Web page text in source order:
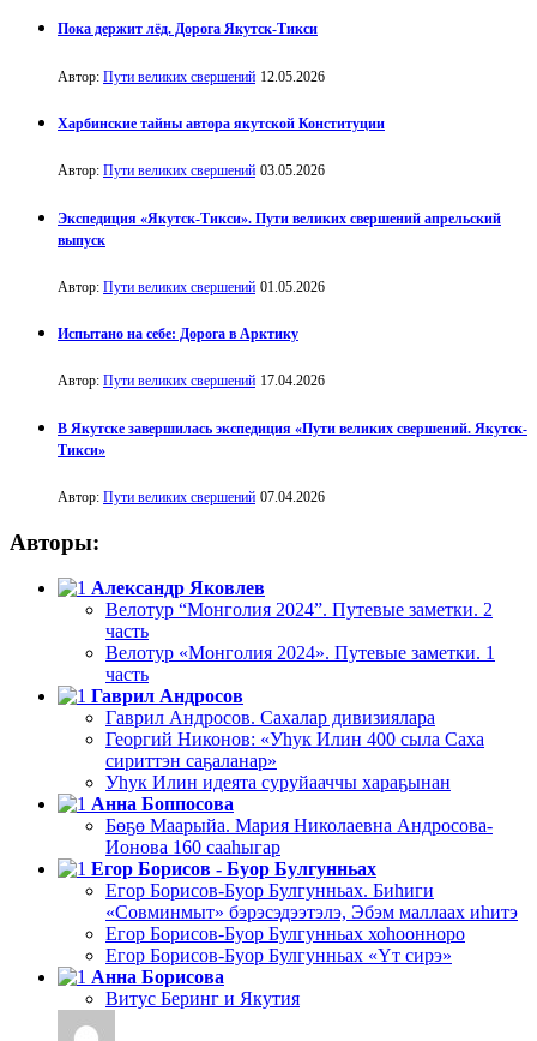
Пока держит лёд. Дорога Якутск-Тикси
Автор: Пути великих свершений 12.05.2026
Харбинские тайны автора якутской Конституции
Автор: Пути великих свершений 03.05.2026
Экспедиция «Якутск-Тикси». Пути великих свершений апрельский
выпуск
Автор: Пути великих свершений 01.05.2026
Испытано на себе: Дорога в Арктику
Автор: Пути великих свершений 17.04.2026
В Якутске завершилась экспедиция «Пути великих свершений. Якутск-
Тикси»
Автор: Пути великих свершений 07.04.2026
Авторы:
Александр Яковлев
Велотур “Монголия 2024”. Путевые заметки. 2
часть
Велотур «Монголия 2024». Путевые заметки. 1
часть
Гаврил Андросов
Гаврил Андросов. Сахалар дивизиялара
Георгий Никонов: «Уһук Илин 400 сыла Саха
сириттэн саҕаланар»
Уһук Илин идеята суруйааччы хараҕынан
Анна Боппосова
Бөҕө Маарыйа. Мария Николаевна Андросова-
Ионова 160 сааһыгар
Егор Борисов - Буор Булгунньах
Егор Борисов-Буор Булгунньах. Биһиги
«Совминмыт» бэрэсэдээтэлэ, Эбэм маллаах иһитэ
Егор Борисов-Буор Булгунньах хоһоонноро
Егор Борисов-Буор Булгунньах «Үт сирэ»
Анна Борисова
Витус Беринг и Якутия